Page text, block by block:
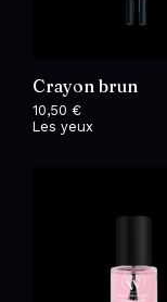
Crayon brun
10,50 €
Les yeux